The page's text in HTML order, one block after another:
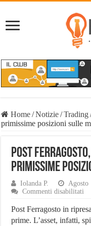
Home/Notizie/Trading
primissime posizioni sulle
Post
primissime
Iolanda P. Agosto
Commenti disabilitati
Post Ferragosto in
prime. L’asset, infatti,